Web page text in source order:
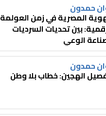
حمدون
المصرية في زمن العولمة
بين تحديات السرديات
الوعي
حمدون
الهجين: خطاب بلا وطن